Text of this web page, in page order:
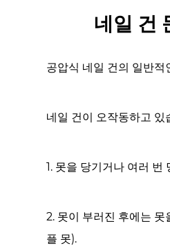
네일 건
공압식 네일 건의 일반적
네일 건이 오작동하고 있
1. 못을 당기거나 여러 번
2. 못이 부러진 후에는
플 못).